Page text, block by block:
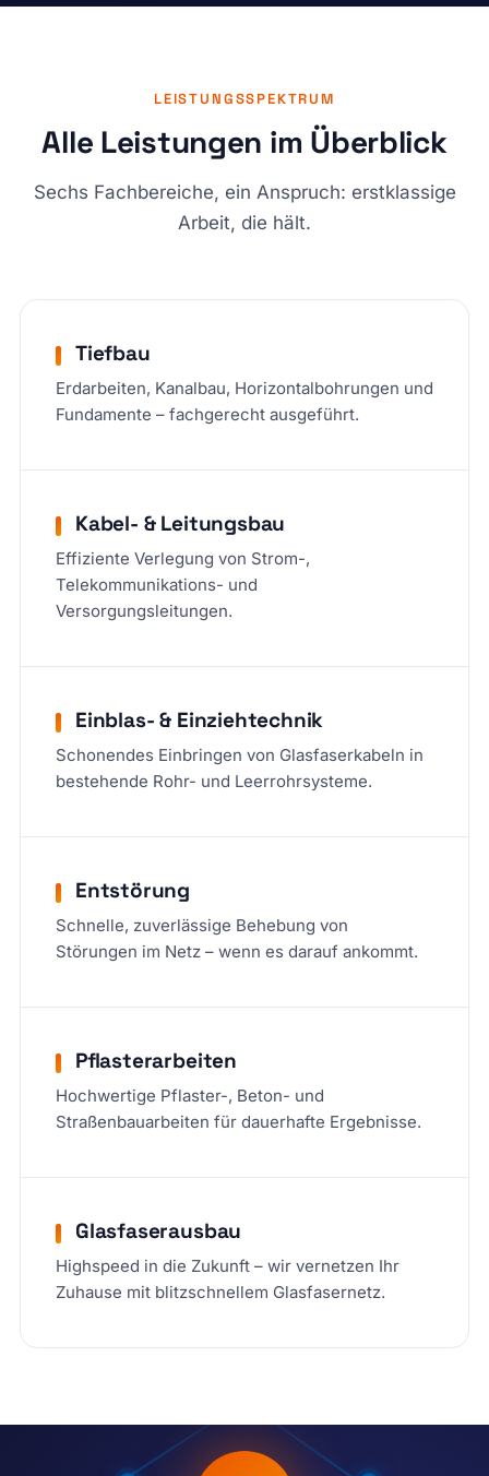
LEISTUNGSSPEKTRUM
Alle Leistungen im Überblick
Sechs Fachbereiche, ein Anspruch: erstklassige
Arbeit, die hält.
Tiefbau
Erdarbeiten, Kanalbau, Horizontalbohrungen und
Fundamente – fachgerecht ausgeführt.
Kabel- & Leitungsbau
Effiziente Verlegung von Strom-,
Telekommunikations- und
Versorgungsleitungen.
Einblas- & Einziehtechnik
Schonendes Einbringen von Glasfaserkabeln in
bestehende Rohr- und Leerrohrsysteme.
Entstörung
Schnelle, zuverlässige Behebung von
Störungen im Netz – wenn es darauf ankommt.
Pflasterarbeiten
Hochwertige Pflaster-, Beton- und
Straßenbauarbeiten für dauerhafte Ergebnisse.
Glasfaserausbau
Highspeed in die Zukunft – wir vernetzen Ihr
Zuhause mit blitzschnellem Glasfasernetz.